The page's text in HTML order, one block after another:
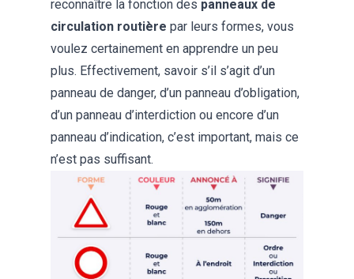
reconnaître la fonction des panneaux de
circulation routière par leurs formes, vous
voulez certainement en apprendre un peu
plus. Effectivement, savoir s’il s’agit d’un
panneau de danger, d’un panneau d’obligation,
d’un panneau d’interdiction ou encore d’un
panneau d’indication, c’est important, mais ce
n’est pas suffisant.